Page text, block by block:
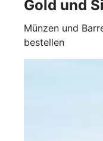
Gold und
Münzen und
bestellen